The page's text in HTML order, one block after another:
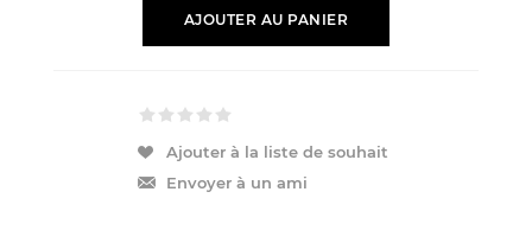
AJOUTER AU PANIER
Ajouter à la liste de souhait
Envoyer à un ami